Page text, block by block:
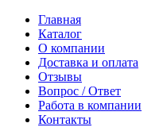
Главная
Каталог
О компании
Доставка и оплата
Отзывы
Вопрос / Ответ
Работа в компании
Контакты